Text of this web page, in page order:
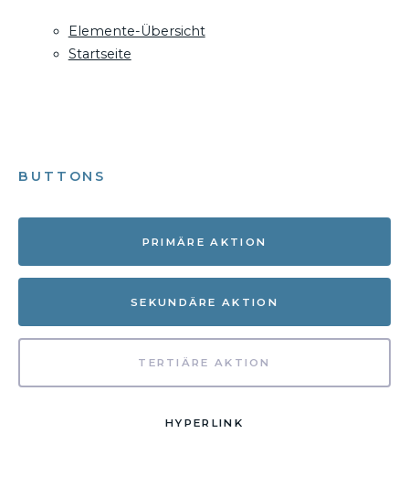
Elemente-Übersicht
Startseite
BUTTONS
PRIMÄRE AKTION
SEKUNDÄRE AKTION
TERTIÄRE AKTION
HYPERLINK